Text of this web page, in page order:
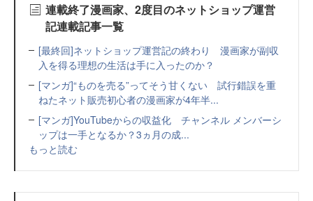
連載終了漫画家、2度目のネットショップ運営
記連載記事一覧
[最終回]ネットショップ運営記の終わり 漫画家が副収
入を得る理想の生活は手に入ったのか？
[マンガ]“ものを売る”ってそう甘くない 試行錯誤を重
ねたネット販売初心者の漫画家が4年半...
[マンガ]YouTubeからの収益化 チャンネル メンバーシ
ップは一手となるか？3ヵ月の成...
もっと読む